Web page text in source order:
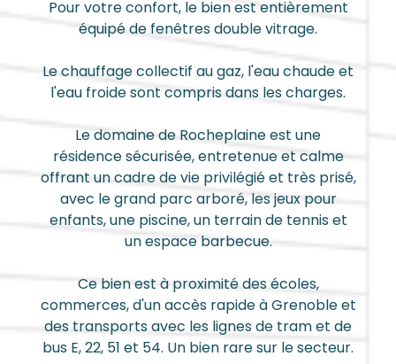
Pour votre confort, le bien est entièrement
équipé de fenêtres double vitrage.
Le chauffage collectif au gaz, l'eau chaude et
l'eau froide sont compris dans les charges.
Le domaine de Rocheplaine est une
résidence sécurisée, entretenue et calme
offrant un cadre de vie privilégié et très prisé,
avec le grand parc arboré, les jeux pour
enfants, une piscine, un terrain de tennis et
un espace barbecue.
Ce bien est à proximité des écoles,
commerces, d'un accès rapide à Grenoble et
des transports avec les lignes de tram et de
bus E, 22, 51 et 54. Un bien rare sur le secteur.